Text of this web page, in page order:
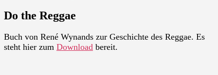
Do the Reggae
Buch von René Wynands zur Geschichte des Reggae. Es
steht hier zum Download bereit.